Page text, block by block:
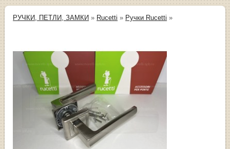
РУЧКИ, ПЕТЛИ, ЗАМКИ » Rucetti » Ручки Rucetti »